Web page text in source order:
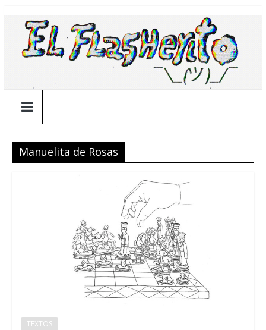
contenido
¯\_(ツ)_/
¯
Manuelita de Rosas
TEXTOS